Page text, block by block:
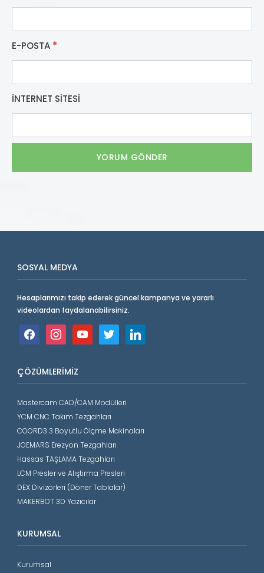
E-POSTA *
İNTERNET SITESI
SOSYAL MEDYA
Hesaplarımızı takip ederek güncel kampanya ve yararlı
videolardan faydalanabilirsiniz.
facebookinstagramyoutube twitter linkedin
ÇÖZÜMLERIMIZ
Mastercam CAD/CAM Modülleri
YCM CNC Takım Tezgahları
COORD3 3 Boyutlu Ölçme Makinaları
JOEMARS Erezyon Tezgahları
Hassas TAŞLAMA Tezgahları
LCM Presler ve Alıştırma Presleri
DEX Divizörleri (Döner Tablalar)
MAKERBOT 3D Yazıcılar
KURUMSAL
Kurumsal